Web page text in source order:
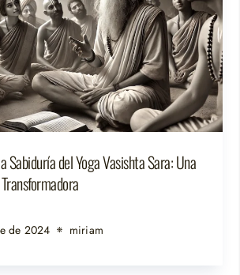
Sabiduría del Yoga Vasishta Sara: Una
de 2024 miriam